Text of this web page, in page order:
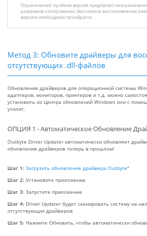
Ограничения: пробная версия предлагает
резервное копирование, бесплатное восстановление
версию необходимо приобрести.
Метод 3: Обновите драйверы для
отсутствующих .dll-файлов
Обновления драйверов для операционной системы
адаптеров, мониторов, принтеров и т.д. можно
установить из Центра обновлений Windows или с
утилит.
ОПЦИЯ 1 - Автоматическое Обновление
Outbyte Driver Updater автоматически обновляет
обновления драйверов теперь в прошлом!
Шаг 1: Загрузить обновление драйвера Outbyte"
Шаг 2: Установите приложение
Шаг 3: Запустите приложение
Шаг 4: Driver Updater будет сканировать систему на
отсутствующих драйверов
Шаг 5: Нажмите Обновить, чтобы автоматически